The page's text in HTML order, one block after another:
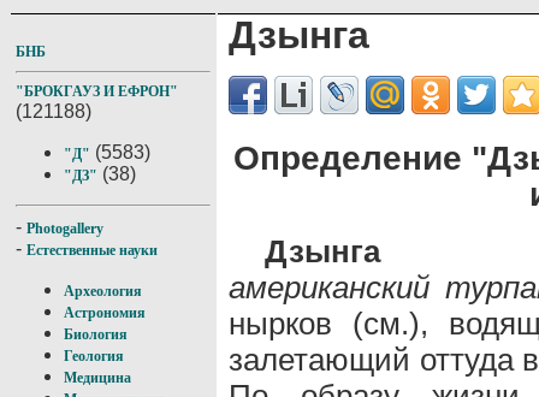
БНБ
"БРОКГАУЗ И ЕФРОН"
(121188)
"Д" (5583)
"ДЗ" (38)
- Photogallery
- Естественные науки
Археология
Астрономия
Биология
Геология
Медицина
Дзынга
Определение
Дзынга
американский
нырков (см.),
залетающий оттуда